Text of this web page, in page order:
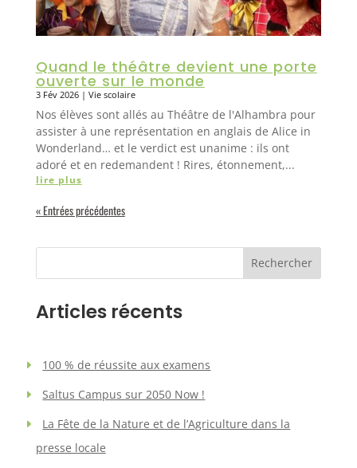
Quand le théâtre devient une porte
ouverte sur le monde
3 Fév 2026| Vie scolaire
Nos élèves sont allés au Théâtre de l'Alhambra pour
assister à une représentation en anglais de Alice in
Wonderland… et le verdict est unanime : ils ont
adoré et en redemandent ! Rires, étonnement,...
lire plus
« Entrées précédentes
Rechercher
Articles récents
100 % de réussite aux examens
Saltus Campus sur 2050 Now !
La Fête de la Nature et de l’Agriculture dans la
presse locale